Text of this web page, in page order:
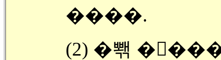
����.
(2) �뽺